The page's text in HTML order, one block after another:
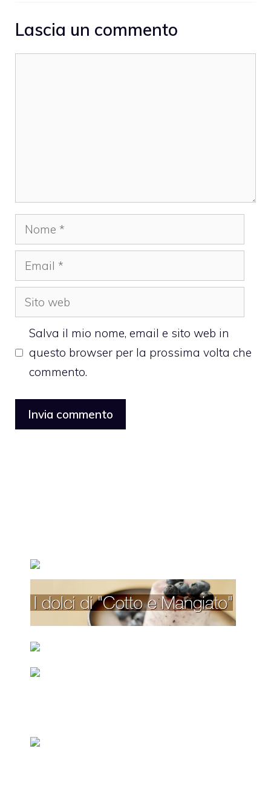
Lascia un commento
Nome
Email
Sito
web
Salva il mio nome, email e sito web in
questo browser per la prossima volta che
commento.